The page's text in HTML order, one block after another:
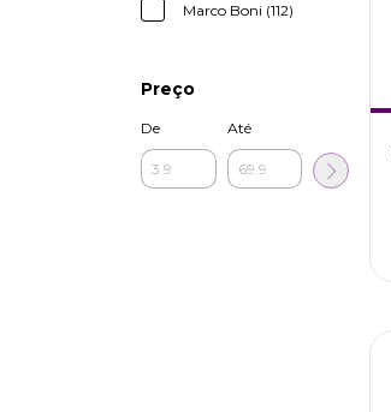
Marco Boni (112)
Preço
De Até